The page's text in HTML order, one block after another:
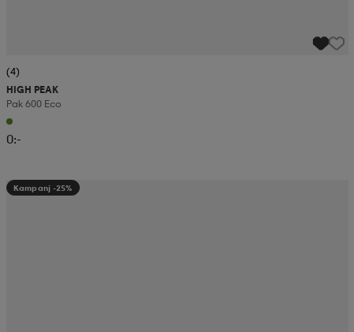
(4)
HIGH PEAK
Pak 600 Eco
0:-
Kampanj -25%